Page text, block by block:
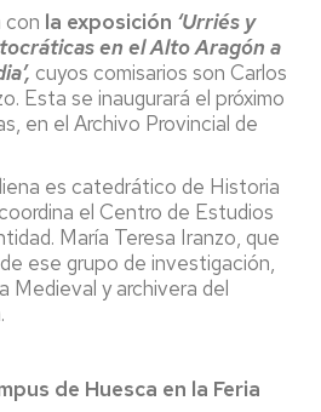
con la exposición ‘Urriés y
en el Alto Aragón a
cuyos comisarios son Carlos
Esta se inaugurará el próximo
en el Archivo Provincial de
es catedrático de Historia
el Centro de Estudios
María Teresa Iranzo, que
ese grupo de investigación,
Medieval y archivera del
de Huesca en la Feria